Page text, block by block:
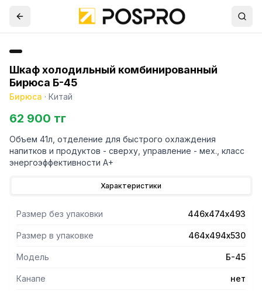
Шкаф холодильный комбинированный
Бирюса Б-45
Бирюса · Китай
62 900 тг
Объем 41л, отделение для быстрого охлаждения
напитков и продуктов - сверху, управление - мех., класс
энергоэффективности A+
Характеристики
Размер без упаковки 446х474х493
Размер в упаковке 464х494х530
Модель Б-45
Канапе нет